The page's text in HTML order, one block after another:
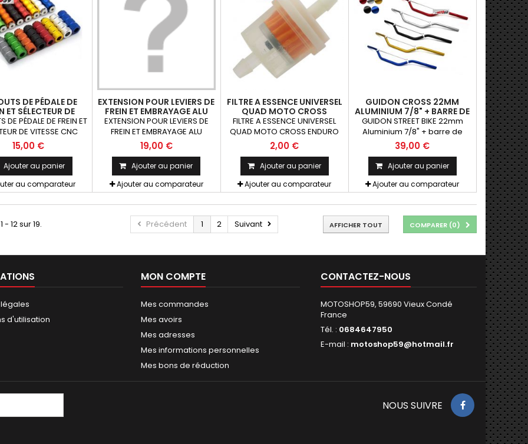
DE PÉDALE DE
ET SÉLECTEUR DE
CNC M6
DE PÉDALE DE FREIN ET
DE VITESSE CNC
15,00 €
Ajouter au panier
au comparateur
EXTENSION POUR LEVIERS DE
FREIN ET EMBRAYAGE ALU
RACING CNC REPLIABLES
EXTENSIBLES (LA PAIRE)
EXTENSION POUR LEVIERS DE
FREIN ET EMBRAYAGE ALU
RACING CNC REPLIABLES
EXTENSIBLES (La paire) La
paire.
19,00 €
Ajouter au panier
Ajouter au comparateur
FILTRE A ESSENCE UNIVERSEL
QUAD MOTO CROSS
ENDURO
FILTRE A ESSENCE UNIVERSEL
QUAD MOTO CROSS ENDURO
2,00 €
Ajouter au panier
Ajouter au comparateur
GUIDON CROSS 22MM
ALUMINIUM 7/8" + BARRE DE
RENFORT
GUIDON STREET BIKE 22mm
Aluminium 7/8" + barre de
renfort
39,00 €
Ajouter au panier
Ajouter au comparateur
COMPARER (0)
Précédent 1 2 Suivant AFFICHER TOUT
- 12 sur 19.
d'utilisation
MON COMPTE
Mes commandes
Mes avoirs
Mes adresses
Mes informations personnelles
Mes bons de réduction
CONTACTEZ-NOUS
MOTOSHOP59, 59690 Vieux Condé
France
Tél. : 0684647950
E-mail : motoshop59@hotmail.fr
NOUS SUIVRE